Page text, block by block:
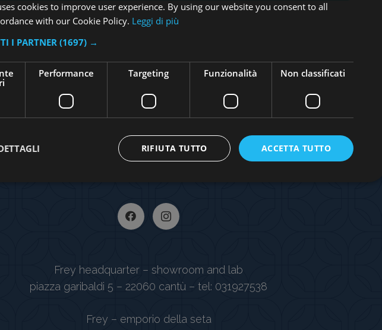
Frey headquarter – showroom and lab
piazza garibaldi 5 – 22060 cantù – tel: 031927538
Frey – emporio della seta
cookies to improve user experience. By using our website you consent to all
with our Cookie Policy. Leggi di più
I PARTNER (1697) →
Performance Targeting Funzionalità Non classificati
ACCETTA TUTTO
RIFIUTA TUTTO